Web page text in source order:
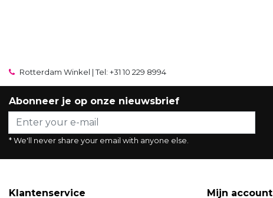
Rotterdam Winkel | Tel: +31 10 229 8994
Abonneer je op onze nieuwsbrief
* We'll never share your email with anyone else.
Klantenservice Mijn account